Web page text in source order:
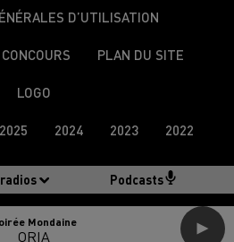
Podcasts
Mondaine
ORIA
D’UTILISATION
PLAN DU SITE
LOGO
2025 2024 2023 2022